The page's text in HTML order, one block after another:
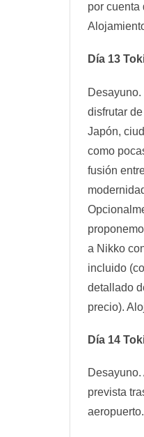
por cuenta
Día 13
disfrutar
Japón,
como
fusión
a Nikko
incluido
detallado
precio).
Día 14
Desayuno.
prevista
aeropuerto.